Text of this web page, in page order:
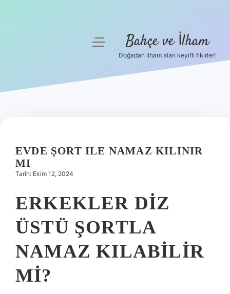
Hakkımızda
menüyü
Bahçe ve İlham
Doğadan ilham alan keyifli fikirler!
EVDE ŞORT ILE NAMAZ KILINIR
MI
Tarih: Ekim 12, 2024
ERKEKLER DIZ
ÜSTÜ ŞORTLA
NAMAZ KILABILIR
MI?